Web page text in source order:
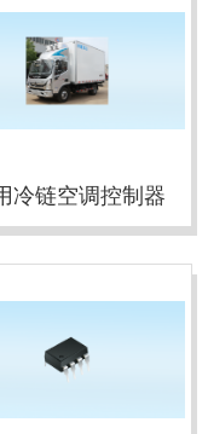
冷链空调控制器